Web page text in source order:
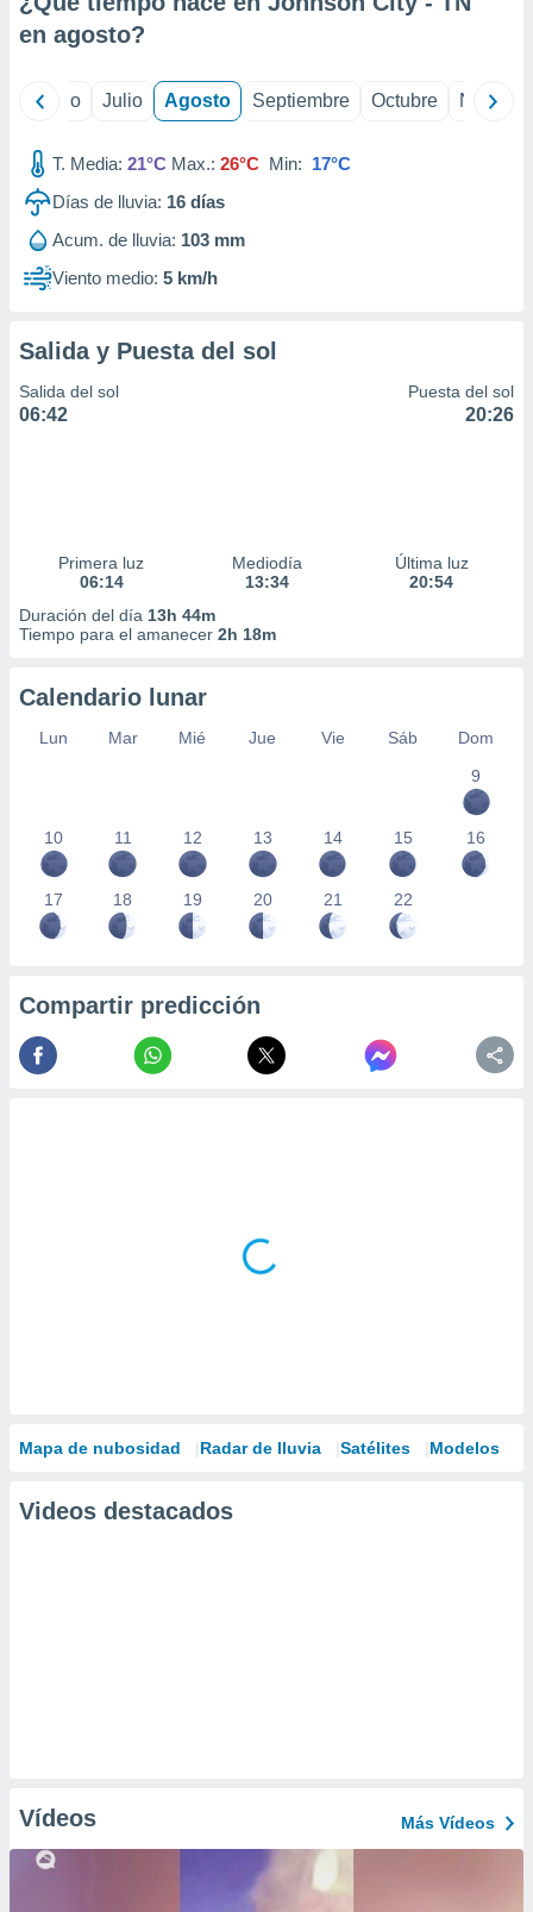
e
publicidad
publicidad
de
en agosto?
Junio Julio Agosto Septiembre Octubre
T. Media: 21°C Max.: 26°C Min: 17°C
Días de lluvia: 16 días
Acum. de lluvia: 103 mm
Viento medio: 5 km/h
Salida y Puesta del sol
Salida del sol
06:42
Puesta del sol
20:26
Primera luz
06:14
Mediodía
13:34
Última luz
20:54
Duración del día 13h 44m
Tiempo para el amanecer 2h 18m
Calendario lunar
Lun Mar Mié Jue Vie Sáb
Dom
9
10 11 12 13 14 15 16
17 18 19 20 21 22
Compartir predicción
Mapa de nubosidad Radar de lluvia Satélites Modelos
Videos destacados
Vídeos Más Vídeos